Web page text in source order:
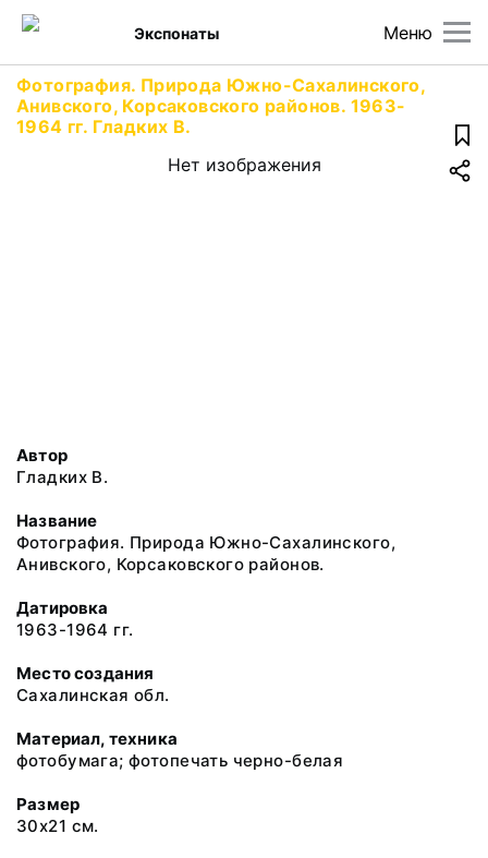
Меню
Экспонаты
Фотография. Природа Южно-Сахалинского,
Анивского, Корсаковского районов. 1963-
1964 гг. Гладких В.
Нет изображения
Автор
Гладких В.
Название
Фотография. Природа Южно-Сахалинского,
Анивского, Корсаковского районов.
Датировка
1963-1964 гг.
Место создания
Сахалинская обл.
Материал, техника
фотобумага; фотопечать черно-белая
Размер
30х21 см.